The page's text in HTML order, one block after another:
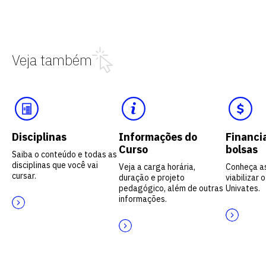
Veja também
Disciplinas
Saiba o conteúdo e todas as
disciplinas que você vai
cursar.
Informações do
Curso
Veja a carga horária,
duração e projeto
pedagógico, além de outras
informações.
bolsas
Conheça
viabilizar
Univates.